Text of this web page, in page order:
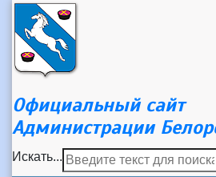
Официальный сайт
Администрации
Искать...